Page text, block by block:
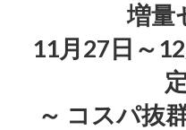
増量
11月27日～
～ コスパ抜